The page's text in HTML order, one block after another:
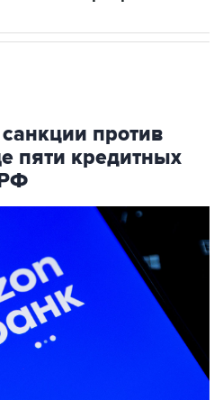
против
пяти кредитных